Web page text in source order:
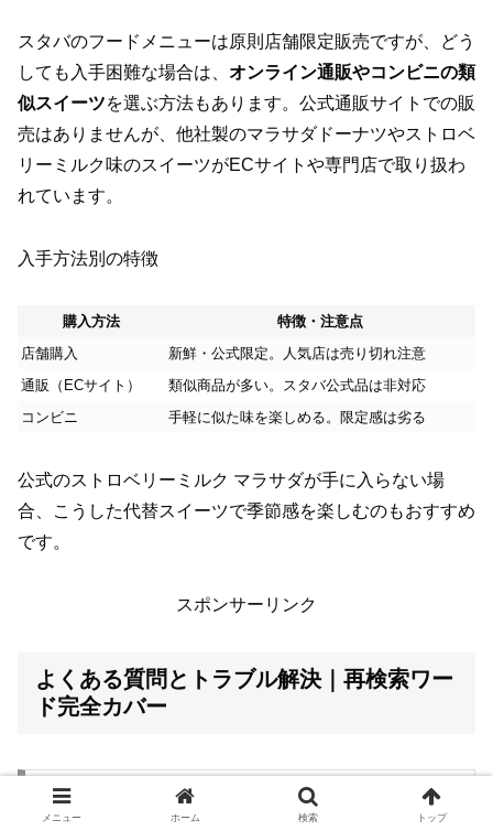
スタバのフードメニューは原則店舗限定販売ですが、どう
しても入手困難な場合は、 オンライン通販やコンビニの類
似スイーツを選ぶ方法もあります。公式通販サイトでの販
売はありませんが、他社製のマラサダドーナツやストロベ
リーミルク味のスイーツがECサイトや専門店で取り扱わ
れています。
入手方法別の特徴
購入方法
特徴・注意点
店舗購入
新鮮・公式限定。人気店は売り切れ注意
通販（ECサイト）
類似商品が多い。スタバ公式品は非対応
コンビニ
手軽に似た味を楽しめる。限定感は劣る
公式のストロベリーミルク マラサダが手に入らない場
合、こうした代替スイーツで季節感を楽しむのもおすすめ
です。
スポンサーリンク
よくある質問とトラブル解決｜再検索ワー
ド完全カバー
販売終了時期の予測と過去データ
メニュー ホーム 検索 トップ